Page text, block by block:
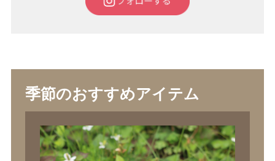
季節のおすすめアイテム